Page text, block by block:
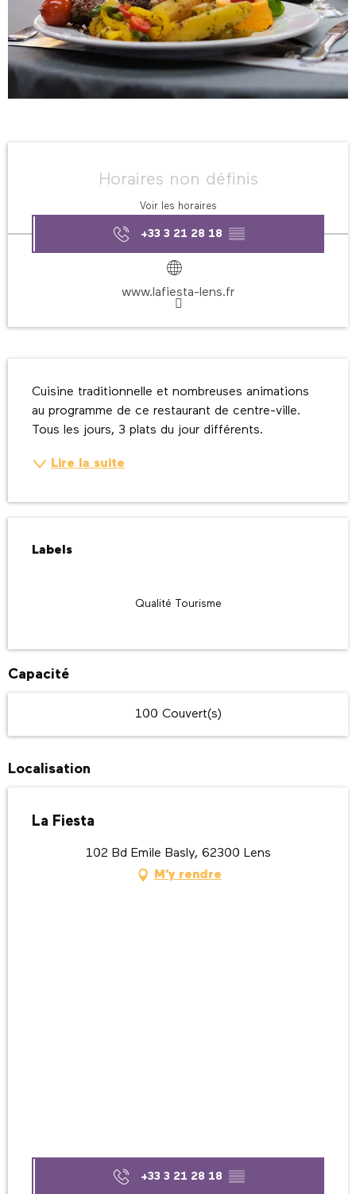
Horaires non définis
Voir les horaires
+33 3 21 28 18 ▒▒
www.lafiesta-lens.fr
Cuisine traditionnelle et nombreuses animations
au programme de ce restaurant de centre-ville.
Tous les jours, 3 plats du jour différents.
Lire la suite
Labels
Labels
Qualité Tourisme
Capacité
100 Couvert(s)
Localisation
La Fiesta
102 Bd Emile Basly, 62300 Lens
M'y rendre
+33 3 21 28 18 ▒▒